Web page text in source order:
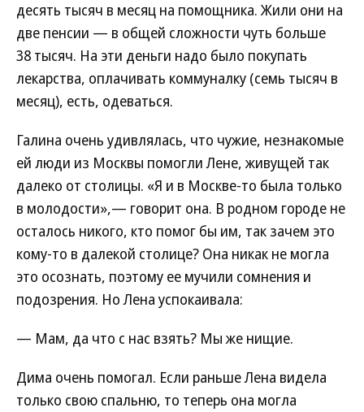
десять тысяч в месяц на помощника. Жили они на
две пенсии — в общей сложности чуть больше
38 тысяч. На эти деньги надо было покупать
лекарства, оплачивать коммуналку (семь тысяч в
месяц), есть, одеваться.
Галина очень удивлялась, что чужие, незнакомые
ей люди из Москвы помогли Лене, живущей так
далеко от столицы. «Я и в Москве-то была только
в молодости»,— говорит она. В родном городе не
осталось никого, кто помог бы им, так зачем это
кому-то в далекой столице? Она никак не могла
это осознать, поэтому ее мучили сомнения и
подозрения. Но Лена успокаивала:
— Мам, да что с нас взять? Мы же нищие.
Дима очень помогал. Если раньше Лена видела
только свою спальню, то теперь она могла